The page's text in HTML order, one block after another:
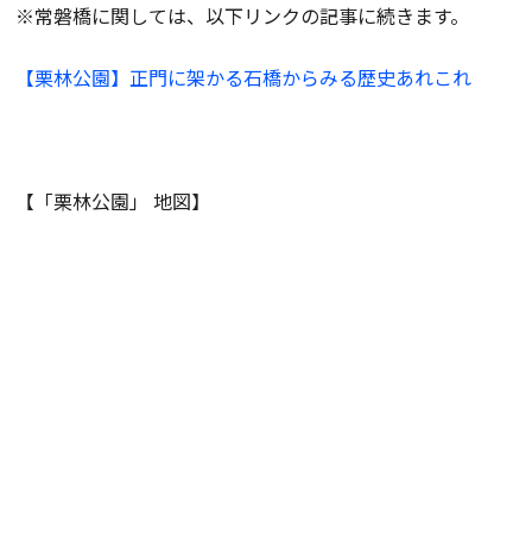
※常磐橋に関しては、以下リンクの記事に続きます。
【栗林公園】正門に架かる石橋からみる歴史あれこれ
【「栗林公園」 地図】